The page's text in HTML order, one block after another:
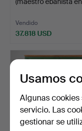
Vendido
37.818 USD
seleccionado
Usamos
Algunas
servicio. Las
gestionar se